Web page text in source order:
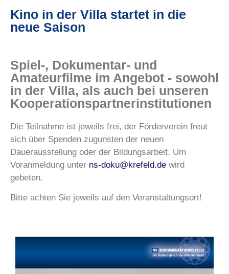
Kino in der Villa startet in die
neue Saison
Spiel-, Dokumentar- und
Amateurfilme im Angebot - sowohl
in der Villa, als auch bei unseren
Kooperationspartnerinstitutionen
Die Teilnahme ist jeweils frei, der Förderverein freut
sich über Spenden zugunsten der neuen
Dauerausstellung oder der Bildungsarbeit. Um
Voranmeldung unter ns-doku@krefeld.de wird
gebeten.
Bitte achten Sie jeweils auf den Veranstaltungsort!